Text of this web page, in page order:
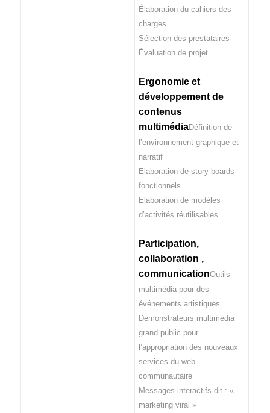
Élaboration du cahiers des
charges
Sélection des prestataires
Évaluation de projet
Ergonomie et
développement de
contenus
multimédiaDéfinition de
l’environnement graphique et
narratif
Elaboration de story-boards
fonctionnels
Elaboration de modèles
d’activités réutilisables.
Participation,
collaboration ,
communicationOutils
multimédia pour des
événements artistiques
Démonstrateurs multimédia
grand public pour
l’appropriation des nouveaux
services du web
communautaire
Messages interactifs dit : «
marketing viral »